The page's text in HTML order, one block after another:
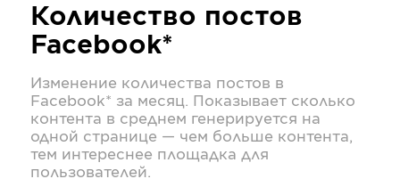
Количество постов
Facebook*
Изменение количества постов в
Facebook* за месяц. Показывает сколько
контента в среднем генерируется на
одной странице — чем больше контента,
тем интереснее площадка для
пользователей.